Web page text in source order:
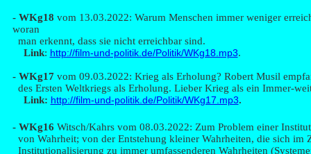
- WKg18 vom 13.03.2022: Warum Menschen immer weniger
woran
man erkennt, dass sie nicht erreichbar sind.
Link: http://film-und-politik.de/Politik/WKg18.mp3.
- WKg17 vom 09.03.2022: Krieg als Erholung? Robert Musil
des Ersten Weltkriegs als Erholung. Lieber Krieg als ein Immer-
Link: http://film-und-politik.de/Politik/WKg17.mp3.
- WKg16 Witsch/Kahrs vom 08.03.2022: Zum Problem einer
von Wahrheit; von der Entstehung kleiner Wahrheiten, die sich im
Institutionalisierung zu immer umfassenderen Wahrheiten